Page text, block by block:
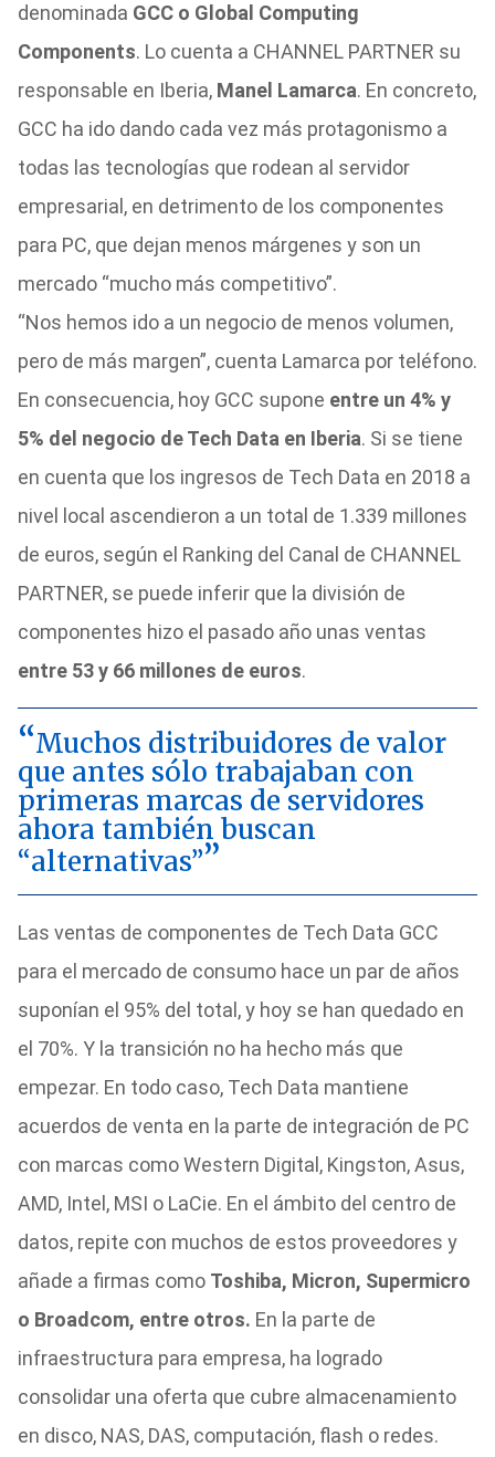
denominada GCC o Global Computing
Components. Lo cuenta a CHANNEL PARTNER su
responsable en Iberia, Manel Lamarca. En concreto,
GCC ha ido dando cada vez más protagonismo a
todas las tecnologías que rodean al servidor
empresarial, en detrimento de los componentes
para PC, que dejan menos márgenes y son un
mercado “mucho más competitivo”.
“Nos hemos ido a un negocio de menos volumen,
pero de más margen”, cuenta Lamarca por teléfono.
En consecuencia, hoy GCC supone entre un 4% y
5% del negocio de Tech Data en Iberia. Si se tiene
en cuenta que los ingresos de Tech Data en 2018 a
nivel local ascendieron a un total de 1.339 millones
de euros, según el Ranking del Canal de CHANNEL
PARTNER, se puede inferir que la división de
componentes hizo el pasado año unas ventas
entre 53 y 66 millones de euros.
Muchos distribuidores de valor
que antes sólo trabajaban con
primeras marcas de servidores
ahora también buscan
“alternativas”
Las ventas de componentes de Tech Data GCC
para el mercado de consumo hace un par de años
suponían el 95% del total, y hoy se han quedado en
el 70%. Y la transición no ha hecho más que
empezar. En todo caso, Tech Data mantiene
acuerdos de venta en la parte de integración de PC
con marcas como Western Digital, Kingston, Asus,
AMD, Intel, MSI o LaCie. En el ámbito del centro de
datos, repite con muchos de estos proveedores y
añade a firmas como Toshiba, Micron, Supermicro
o Broadcom, entre otros. En la parte de
infraestructura para empresa, ha logrado
consolidar una oferta que cubre almacenamiento
en disco, NAS, DAS, computación, flash o redes.